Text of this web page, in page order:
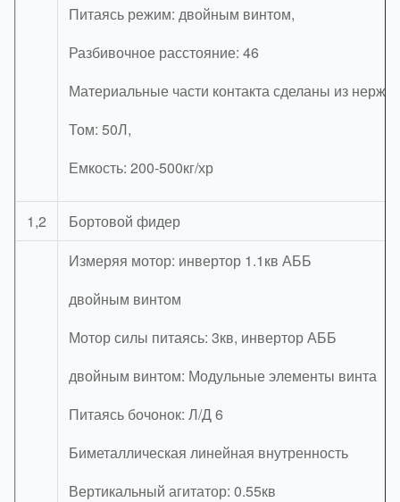
Питаясь режим: двойным винтом,
Разбивочное расстояние: 46
Материальные части контакта сделаны из
Том: 50Л,
Емкость: 200-500кг/хр
1,2
Бортовой фидер
Измеряя мотор: инвертор 1.1кв АББ
двойным винтом
Мотор силы питаясь: 3кв, инвертор АББ
двойным винтом: Модульные элементы винта
Питаясь бочонок: Л/Д 6
Биметаллическая линейная внутренность
Вертикальный агитатор: 0.55кв